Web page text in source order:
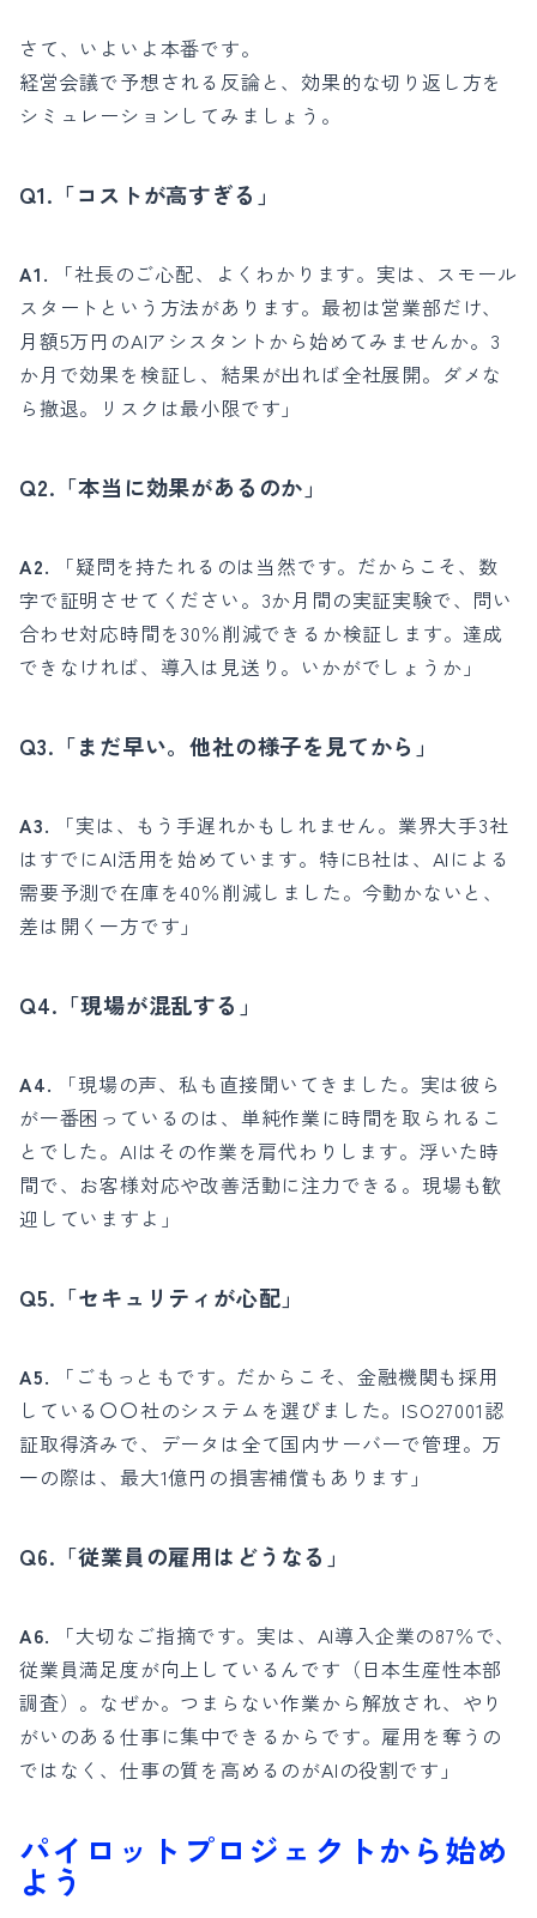
さて、いよいよ本番です。
経営会議で予想される反論と、効果的な切り返し方を
シミュレーションしてみましょう。
Q1.「コストが高すぎる」
A1. 「社長のご心配、よくわかります。実は、スモール
スタートという方法があります。最初は営業部だけ、
月額5万円のAIアシスタントから始めてみませんか。3
か月で効果を検証し、結果が出れば全社展開。ダメな
ら撤退。リスクは最小限です」
Q2.「本当に効果があるのか」
A2. 「疑問を持たれるのは当然です。だからこそ、数
字で証明させてください。3か月間の実証実験で、問い
合わせ対応時間を30％削減できるか検証します。達成
できなければ、導入は見送り。いかがでしょうか」
Q3.「まだ早い。他社の様子を見てから」
A3. 「実は、もう手遅れかもしれません。業界大手3社
はすでにAI活用を始めています。特にB社は、AIによる
需要予測で在庫を40％削減しました。今動かないと、
差は開く一方です」
Q4.「現場が混乱する」
A4. 「現場の声、私も直接聞いてきました。実は彼ら
が一番困っているのは、単純作業に時間を取られるこ
とでした。AIはその作業を肩代わりします。浮いた時
間で、お客様対応や改善活動に注力できる。現場も歓
迎していますよ」
Q5.「セキュリティが心配」
A5. 「ごもっともです。だからこそ、金融機関も採用
している〇〇社のシステムを選びました。ISO27001認
証取得済みで、データは全て国内サーバーで管理。万
一の際は、最大1億円の損害補償もあります」
Q6.「従業員の雇用はどうなる」
A6. 「大切なご指摘です。実は、AI導入企業の87％で、
従業員満足度が向上しているんです（日本生産性本部
調査）。なぜか。つまらない作業から解放され、やり
がいのある仕事に集中できるからです。雇用を奪うの
ではなく、仕事の質を高めるのがAIの役割です」
パイロットプロジェクトから始め
よう